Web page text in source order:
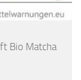
Bio Matcha